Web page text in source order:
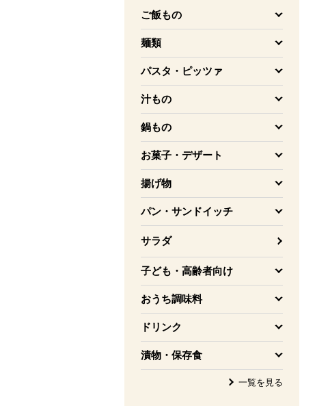
ご飯もの
を開く
麺類
を開く
パスタ・ピッツァ
を開く
汁もの
を開く
鍋もの
を開く
お菓子・デザート
を開く
揚げ物
を開く
パン・サンドイッチ
を開く
サラダ
子ども・高齢者向け
を開く
おうち調味料
を開く
ドリンク
を開く
漬物・保存食
を開く
一覧を見る